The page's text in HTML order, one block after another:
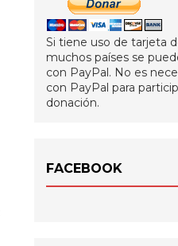
Si tiene uso de tarjeta
muchos países se
con PayPal. No es
con PayPal para
donación.
FACEBOOK